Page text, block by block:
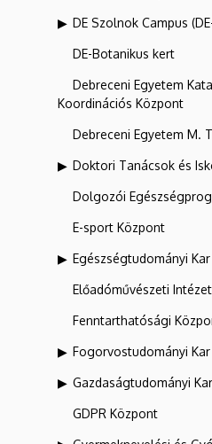
DE Szolnok Campus
DE-Botanikus kert
Debreceni Egyetem
Koordinációs Központ
Debreceni Egyetem M.
Doktori Tanácsok és
Dolgozói
E-sport Központ
Egészségtudományi Kar
Előadóművészeti Intézet
Fenntarthatósági
Fogorvostudományi Kar
Gazdaságtudományi Kar
GDPR Központ